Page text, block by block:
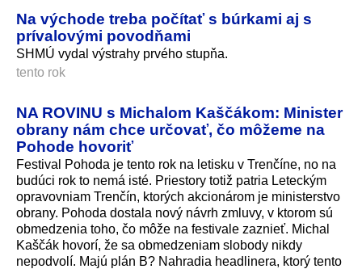
Na východe treba počítať s búrkami aj s
prívalovými povodňami
SHMÚ vydal výstrahy prvého stupňa.
tento rok
NA ROVINU s Michalom Kaščákom: Minister
obrany nám chce určovať, čo môžeme na
Pohode hovoriť
Festival Pohoda je tento rok na letisku v Trenčíne, no na
budúci rok to nemá isté. Priestory totiž patria Leteckým
opravovniam Trenčín, ktorých akcionárom je ministerstvo
obrany. Pohoda dostala nový návrh zmluvy, v ktorom sú
obmedzenia toho, čo môže na festivale zaznieť. Michal
Kaščák hovorí, že sa obmedzeniam slobody nikdy
nepodvolí. Majú plán B? Nahradia headlinera, ktorý tento